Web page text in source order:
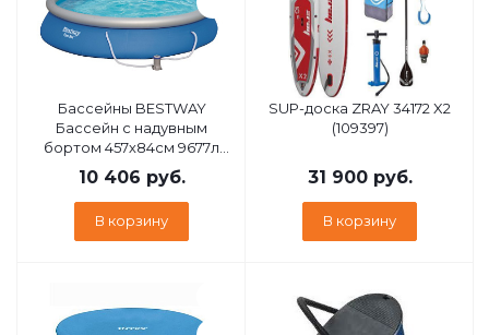
Бассейны BESTWAY
Бассейн с надувным
бортом 457х84см 9677л
57313 (004783)
10 406 руб.
В корзину
SUP-доска ZRAY 34172 X2
(109397)
31 900руб.
В корзину